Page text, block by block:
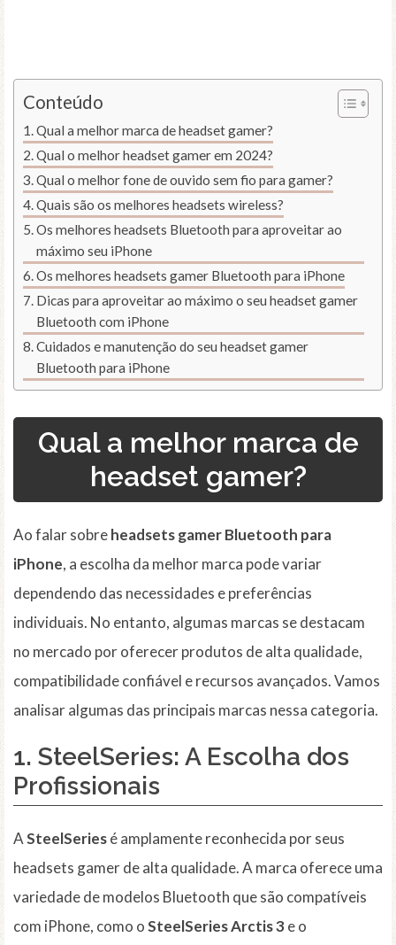
Conteúdo
Qual a melhor marca de headset gamer?
Qual o melhor headset gamer em 2024?
Qual o melhor fone de ouvido sem fio para gamer?
Quais são os melhores headsets wireless?
Os melhores headsets Bluetooth para aproveitar ao
máximo seu iPhone
Os melhores headsets gamer Bluetooth para iPhone
Dicas para aproveitar ao máximo o seu headset gamer
Bluetooth com iPhone
Cuidados e manutenção do seu headset gamer
Bluetooth para iPhone
Qual a melhor marca de
headset gamer?
Ao falar sobreheadsets gamer Bluetooth para
iPhone, a escolha da melhor marca pode variar
dependendo das necessidades e preferências
individuais. No entanto, algumas marcas se destacam
no mercado por oferecer produtos de alta qualidade,
compatibilidade confiável e recursos avançados. Vamos
analisar algumas das principais marcas nessa categoria.
1. SteelSeries: A Escolha dos
Profissionais
ASteelSeriesé amplamente reconhecida por seus
headsets gamer de alta qualidade. A marca oferece uma
variedade de modelos Bluetooth que são compatíveis
com iPhone, como oSteelSeries Arctis 3e o